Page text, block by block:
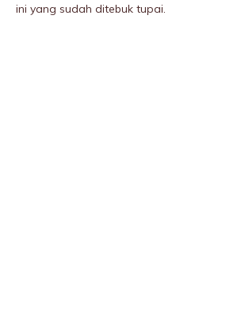
ini yang sudah ditebuk tupai.